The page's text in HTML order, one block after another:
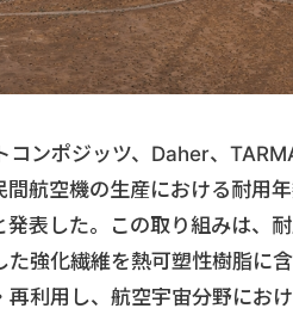
コンポジッツ、Daher、
間航空機の生産における耐用
発表した。この取り組みは、
た強化繊維を熱可塑性樹脂に
利用し、航空宇宙分野にお